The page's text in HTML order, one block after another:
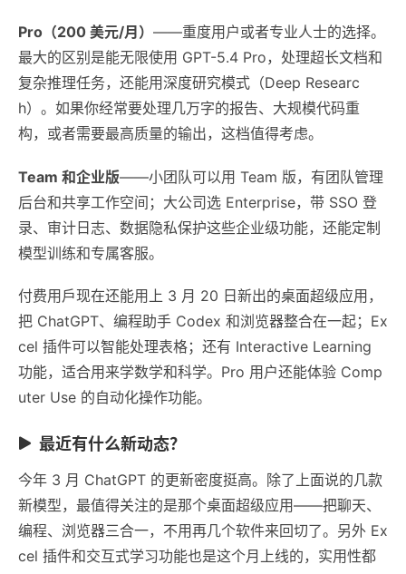
Pro（200 美元/月） ——重度用户或者专业人士的选择。
最大的区别是能无限使用 GPT-5.4 Pro，处理超长文档和
复杂推理任务，还能用深度研究模式（Deep Researc
h）。如果你经常要处理几万字的报告、大规模代码重
构，或者需要最高质量的输出，这档值得考虑。
Team 和企业版——小团队可以用 Team 版，有团队管理
后台和共享工作空间；大公司选 Enterprise，带 SSO 登
录、审计日志、数据隐私保护这些企业级功能，还能定制
模型训练和专属客服。
付费用戶现在还能用上 3 月 20 日新出的桌面超级应用，
把 ChatGPT、编程助手 Codex 和浏览器整合在一起；Ex
cel 插件可以智能处理表格；还有 Interactive Learning
功能，适合用来学数学和科学。Pro 用户还能体验 Comp
uter Use 的自动化操作功能。
最近有什么新动态？
今年 3 月 ChatGPT 的更新密度挺高。除了上面说的几款
新模型，最值得关注的是那个桌面超级应用——把聊天、
编程、浏览器三合一，不用再几个软件来回切了。另外 Ex
cel 插件和交互式学习功能也是这个月上线的，实用性都